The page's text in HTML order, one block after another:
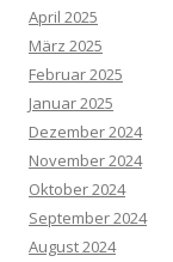
April 2025
März 2025
Februar 2025
Januar 2025
Dezember 2024
November 2024
Oktober 2024
September 2024
August 2024